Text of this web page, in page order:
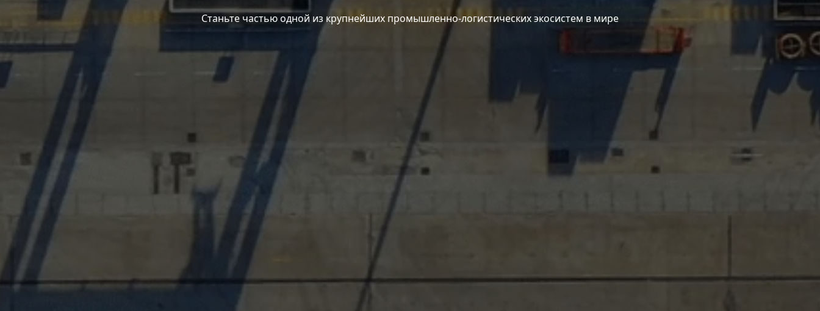
Станьте частью одной из крупнейших промышленно-логистических экосистем в мире